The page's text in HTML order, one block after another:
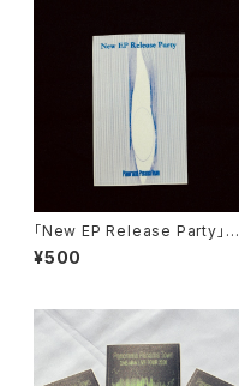
「New EP Release Party」Pa
ss Sticker (無記入ver)
¥500